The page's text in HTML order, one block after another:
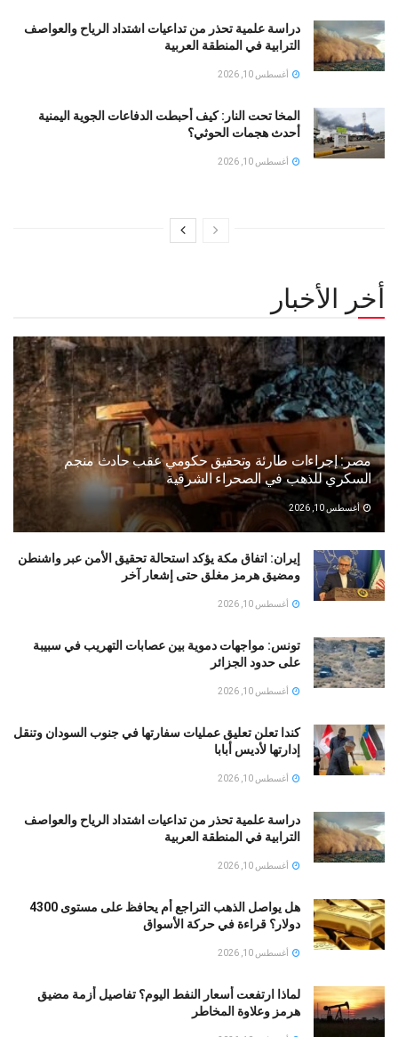
دراسة علمية تحذر من تداعيات اشتداد الرياح والعواصف
الترابية في المنطقة العربية
أغسطس 10, 2026
المخا تحت النار: كيف أحبطت الدفاعات الجوية اليمنية
أحدث هجمات الحوثي؟
أغسطس 10, 2026
أخر الأخبار
مصر: إجراءات طارئة وتحقيق حكومي عقب حادث منجم
السكري للذهب في الصحراء الشرقية
أغسطس 10, 2026
إيران: اتفاق مكة يؤكد استحالة تحقيق الأمن عبر واشنطن
ومضيق هرمز مغلق حتى إشعار آخر
أغسطس 10, 2026
تونس: مواجهات دموية بين عصابات التهريب في سبيبة
على حدود الجزائر
أغسطس 10, 2026
كندا تعلن تعليق عمليات سفارتها في جنوب السودان وتنقل
إدارتها لأديس أبابا
أغسطس 10, 2026
دراسة علمية تحذر من تداعيات اشتداد الرياح والعواصف
الترابية في المنطقة العربية
أغسطس 10, 2026
هل يواصل الذهب التراجع أم يحافظ على مستوى 4300
دولار؟ قراءة في حركة الأسواق
أغسطس 10, 2026
لماذا ارتفعت أسعار النفط اليوم؟ تفاصيل أزمة مضيق
هرمز وعلاوة المخاطر